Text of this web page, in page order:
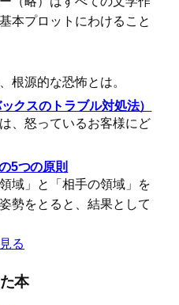
本プロットにわけること
根源的な恐怖とは。
クスのトラブル対処法）
、怒っているお客様にど
5つの原則
域」と「相手の領域」を
勢をとると、結果として
る
本